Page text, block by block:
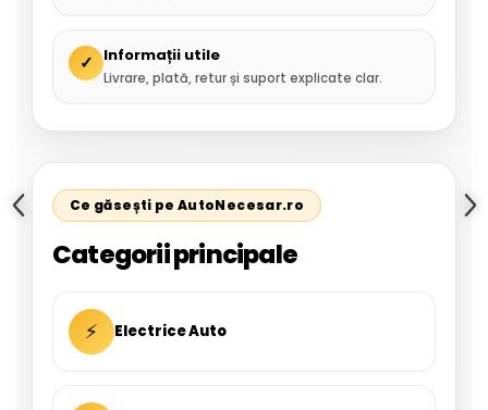
✓ Informații utile
Livrare, plată, retur și suport explicate clar.
Ce găsești pe AutoNecesar.ro
Categorii principale
⚡ Electrice Auto